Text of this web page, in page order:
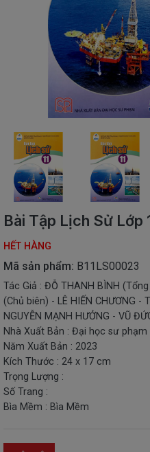
SÁCH
THIẾU
SÁCH
SÁCH
NGOẠI
NGỮ
VPP
-
ĐỒ
DÙNG
SINH
QUÀ
TẶNG
ĐỒ
CHƠI
THIẾT
BỊ
STEM
Bài Tập Lịch Sử Lớp
HẾT HÀNG
Mã sản phẩm: B11LS00023
Tác Giả : ĐỖ THANH BÌNH
(Chủ biên) - LÊ HIẾN CHƯƠNG -
NGUYỄN MẠNH HƯỞNG - VŨ
Nhà Xuất Bản : Đại học sư phạm
Năm Xuất Bản : 2023
Kích Thước : 24 x 17 cm
Trọng Lượng :
Số Trang :
Bìa Mềm : Bìa Mềm